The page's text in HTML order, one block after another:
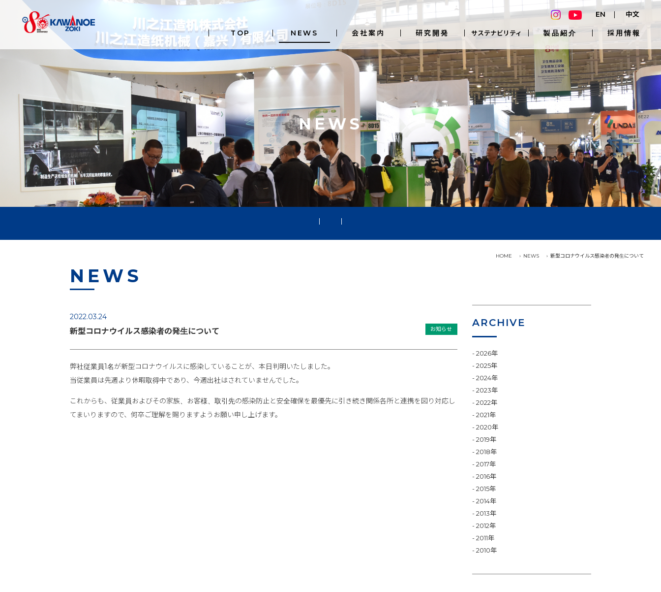
TOP NEWS 会社案内 研究開発 サステナビリティ 製品紹介 採用情報
EN 中文
NEWS
HOME NEWS 新型コロナウイルス感染者の発生について
NEWS
2022.03.24
新型コロナウイルス感染者の発生について お知らせ
弊社従業員1名が新型コロナウイルスに感染していることが、本日判明いたしました。
当従業員は先週より休暇取得中であり、今週出社はされていませんでした。
これからも、従業員およびその家族、お客様、取引先の感染防止と安全確保を最優先に引き続き関係各所と連携を図り対応し
てまいりますので、何卒ご理解を賜りますようお願い申し上げます。
ARCHIVE
2026年
2025年
2024年
2023年
2022年
2021年
2020年
2019年
2018年
2017年
2016年
2015年
2014年
2013年
2012年
2011年
2010年